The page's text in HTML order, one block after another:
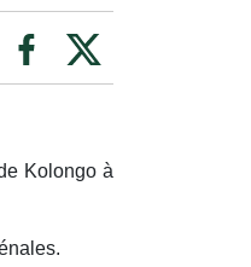
Kolongo à